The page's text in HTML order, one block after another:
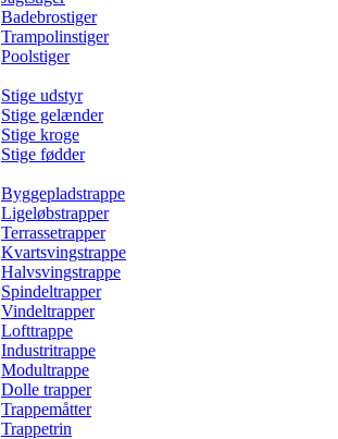
Badebrostiger
Trampolinstiger
Poolstiger
Stige udstyr
Stige gelænder
Stige kroge
Stige fødder
Byggepladstrappe
Ligeløbstrapper
Terrassetrapper
Kvartsvingstrappe
Halvsvingstrappe
Spindeltrapper
Vindeltrapper
Lofttrappe
Industritrappe
Modultrappe
Dolle trapper
Trappemåtter
Trappetrin